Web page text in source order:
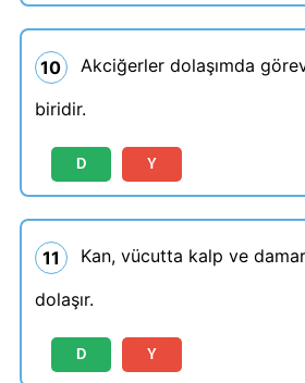
10
Akciğerler dolaşımda
biridir.
D Y
11
Kan, vücutta kalp ve
dolaşır.
D Y